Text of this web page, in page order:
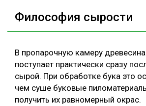
Философия сырости
В пропарочную камеру
поступает практически сразу
сырой. При обработке бука это
чем суше буковые
получить их равномерный окрас.